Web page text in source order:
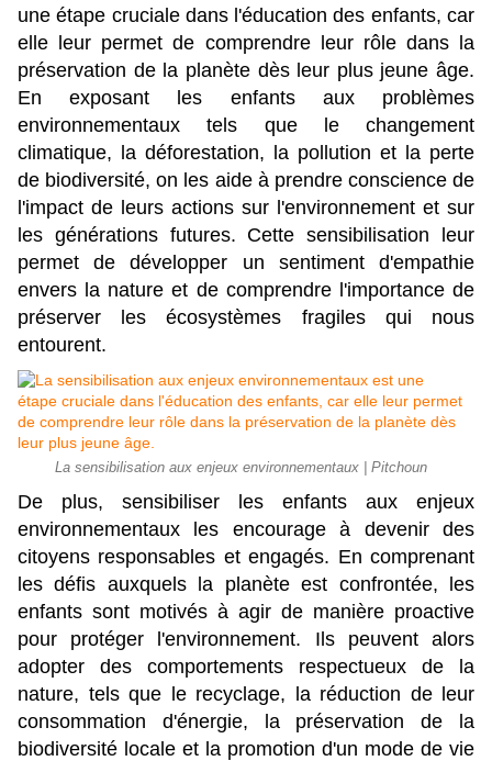
une étape cruciale dans l'éducation des enfants, car
elle leur permet de comprendre leur rôle dans la
préservation de la planète dès leur plus jeune âge.
En exposant les enfants aux problèmes
environnementaux tels que le changement
climatique, la déforestation, la pollution et la perte
de biodiversité, on les aide à prendre conscience de
l'impact de leurs actions sur l'environnement et sur
les générations futures. Cette sensibilisation leur
permet de développer un sentiment d'empathie
envers la nature et de comprendre l'importance de
préserver les écosystèmes fragiles qui nous
entourent.
La sensibilisation aux enjeux environnementaux | Pitchoun
De plus, sensibiliser les enfants aux enjeux
environnementaux les encourage à devenir des
citoyens responsables et engagés. En comprenant
les défis auxquels la planète est confrontée, les
enfants sont motivés à agir de manière proactive
pour protéger l'environnement. Ils peuvent alors
adopter des comportements respectueux de la
nature, tels que le recyclage, la réduction de leur
consommation d'énergie, la préservation de la
biodiversité locale et la promotion d'un mode de vie